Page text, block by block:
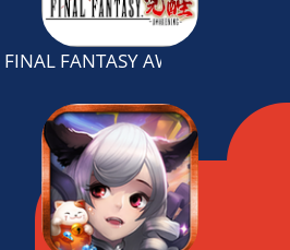
FINAL FANTASY AWAKENING: 3D